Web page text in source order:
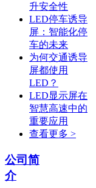
升安全性
LED停车诱导
屏：智能化停
车的未来
为何交通诱导
屏都使用
LED？
LED显示屏在
智慧高速中的
重要应用
查看更多 >
公司简
介